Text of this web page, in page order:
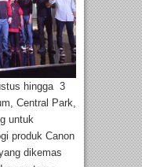
hingga 3
Central Park,
untuk
produk Canon
dikemas